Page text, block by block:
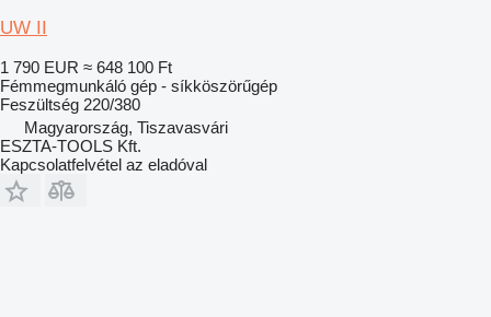
UW II
1 790 EUR ≈ 648 100 Ft
Fémmegmunkáló gép - síkköszörűgép
Feszültség 220/380
Magyarország, Tiszavasvári
ESZTA-TOOLS Kft.
Kapcsolatfelvétel az eladóval